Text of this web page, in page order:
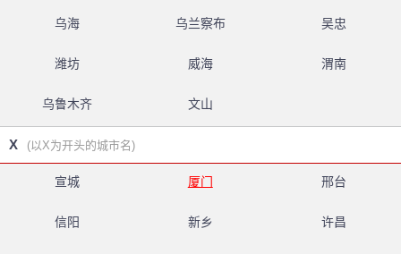
乌海 乌兰察布 吴忠
潍坊 威海 渭南
乌鲁木齐 文山
X (以X为开头的城市名)
宣城 厦门 邢台
信阳 新乡 许昌